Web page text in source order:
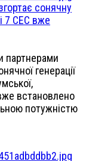
сонячну
7 СЕС вже
партнерами
генерації
встановлено
потужністю